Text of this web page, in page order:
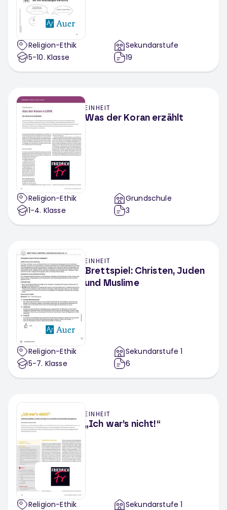
Religion-Ethik
5-10. Klasse
Sekundarstufe
19
EINHEIT
Was der Koran erzählt
Religion-Ethik
1-4. Klasse
Grundschule
3
EINHEIT
Brettspiel: Christen, Juden
und Muslime
Religion-Ethik
5-7. Klasse
Sekundarstufe 1
6
EINHEIT
„Ich war’s nicht!“
Religion-Ethik
Sekundarstufe 1